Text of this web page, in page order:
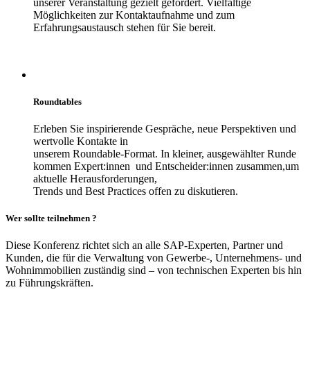
Möglichkeiten zur Kontaktaufnahme und zum
Erfahrungsaustausch stehen für Sie bereit.
Roundtables
Erleben Sie inspirierende Gespräche, neue Perspektiven und
wertvolle Kontakte in
unserem Roundable-Format. In kleiner, ausgewählter Runde
kommen Expert:innen und Entscheider:innen zusammen,um
aktuelle Herausforderungen,
Trends und Best Practices offen zu diskutieren.
Wer sollte teilnehmen ?
Diese Konferenz richtet sich an alle SAP-Experten, Partner und
Kunden, die für die Verwaltung von Gewerbe-, Unternehmens- und
Wohnimmobilien zuständig sind – von technischen Experten bis hin
zu Führungskräften.